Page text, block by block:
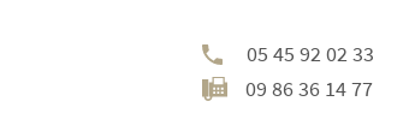
05 45 92 02 33
09 86 36 14 77